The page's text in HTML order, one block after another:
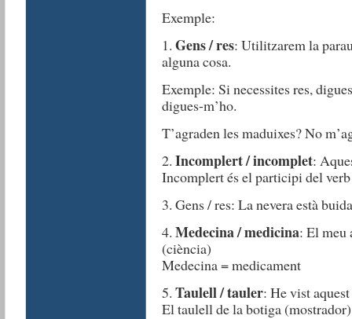
Exemple:
1. Gens / res: Utilitzarem la
alguna cosa.
Exemple: Si necessites res,
digues-m’ho.
T’agraden les maduixes? No
2. Incomplert / incomplet:
Incomplert és el participi del
3. Gens / res: La nevera està
4. Medecina / medicina: El meu
(ciència)
Medecina = medicament
5. Taulell / tauler: He vist
El taulell de la botiga